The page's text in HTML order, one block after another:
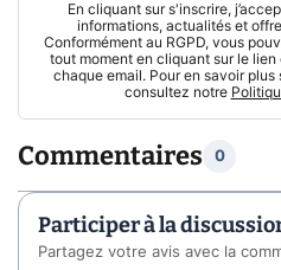
En cliquant sur s'inscrire,
informations, actualités et
Conformément au RGPD, vous
tout moment en cliquant sur le
chaque email. Pour en savoir plus
consultez notre
Commentaires 0
Participer à la
Partagez votre avis avec la